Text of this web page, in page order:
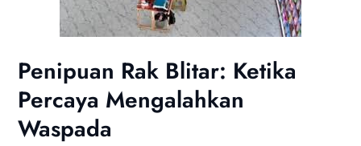
Penipuan Rak Blitar: Ketika
Percaya Mengalahkan
Waspada